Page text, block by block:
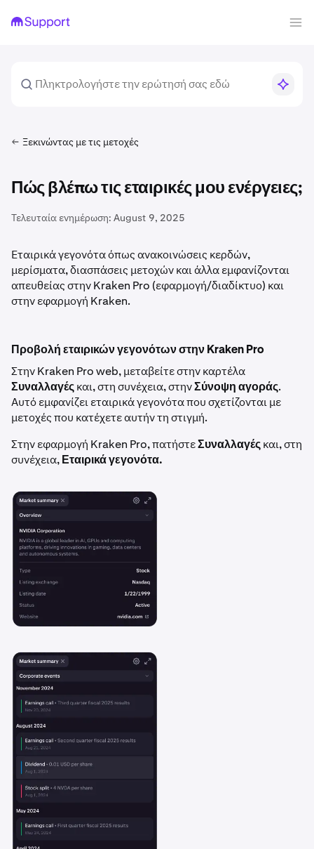
Ξεκινώντας με τις μετοχές
Πώς βλέπω τις εταιρικές μου ενέργειες;
Τελευταία ενημέρωση: August 9, 2025
Εταιρικά γεγονότα όπως ανακοινώσεις κερδών,
μερίσματα, διασπάσεις μετοχών και άλλα εμφανίζονται
απευθείας στην Kraken Pro (εφαρμογή/διαδίκτυο) και
στην εφαρμογή Kraken.
Προβολή εταιρικών γεγονότων στην Kraken Pro
Στην Kraken Pro web, μεταβείτε στην καρτέλα
Συναλλαγέςκαι, στη συνέχεια, στηνΣύνοψη αγοράς.
Αυτό εμφανίζει εταιρικά γεγονότα που σχετίζονται με
μετοχές που κατέχετε αυτήν τη στιγμή.
Στην εφαρμογή Kraken Pro, πατήστεΣυναλλαγέςκαι, στη
συνέχεια,Εταιρικά γεγονότα.